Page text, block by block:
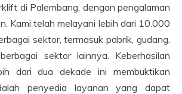
di Palembang, dengan pengalaman
Kami telah melayani lebih dari 10.000
sektor, termasuk pabrik, gudang,
sektor lainnya. Keberhasilan
dari dua dekade ini membuktikan
penyedia layanan yang dapat